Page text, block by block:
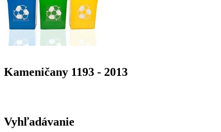
Kameničany 1193 - 2013
Vyhľadávanie